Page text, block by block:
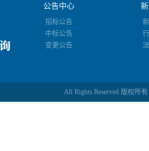
公告中心
招标公告
中标公告
变更公告
All Rights Reserved 版权